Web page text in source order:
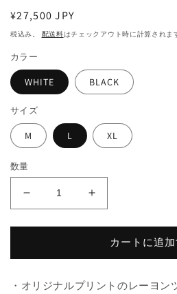
通
常
格
¥27,500 JPY
税込み。 配送料はチェックアウト時に計算されま
カラー
WHITE BLACK
サイズ
M L XL
数量
&quot;SOME
GIRLS&quot;
S/S
の
量
&quot;SOME
GIRLS&quot;
S/S
SHIRTS
の
量
カートに追加
・オリジナルプリントのレーヨン